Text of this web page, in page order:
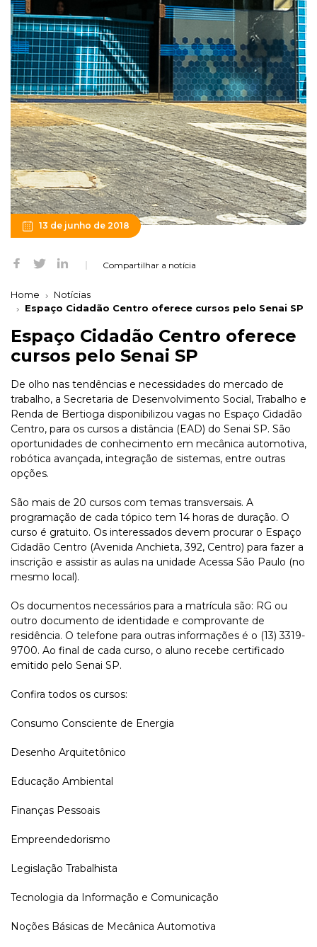
13 de junho de 2018
Compartilhar a notícia
Home
Notícias
Espaço Cidadão Centro oferece cursos pelo Senai SP
Espaço Cidadão Centro oferece
cursos pelo Senai SP
De olho nas tendências e necessidades do mercado de
trabalho, a Secretaria de Desenvolvimento Social, Trabalho e
Renda de Bertioga disponibilizou vagas no Espaço Cidadão
Centro, para os cursos a distância (EAD) do Senai SP. São
oportunidades de conhecimento em mecânica automotiva,
robótica avançada, integração de sistemas, entre outras
opções.
São mais de 20 cursos com temas transversais. A
programação de cada tópico tem 14 horas de duração. O
curso é gratuito. Os interessados devem procurar o Espaço
Cidadão Centro (Avenida Anchieta, 392, Centro) para fazer a
inscrição e assistir as aulas na unidade Acessa São Paulo (no
mesmo local).
Os documentos necessários para a matrícula são: RG ou
outro documento de identidade e comprovante de
residência. O telefone para outras informações é o (13) 3319-
9700. Ao final de cada curso, o aluno recebe certificado
emitido pelo Senai SP.
Confira todos os cursos:
Consumo Consciente de Energia
Desenho Arquitetônico
Educação Ambiental
Finanças Pessoais
Empreendedorismo
Legislação Trabalhista
Tecnologia da Informação e Comunicação
Noções Básicas de Mecânica Automotiva